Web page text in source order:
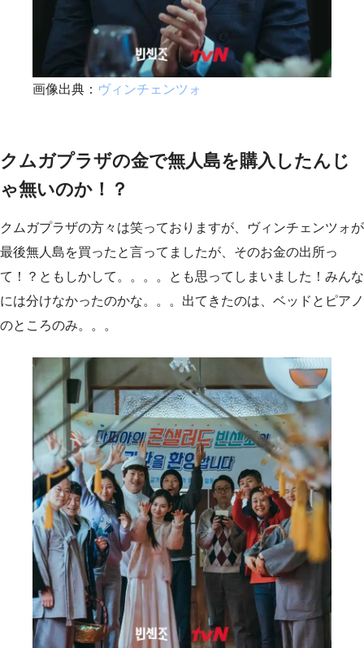
画像出典： ヴィンチェンツォ
クムガプラザの金で無人島を購入したんじ
ゃ無いのか！？
クムガプラザの方々は笑っておりますが、ヴィンチェンツォが
最後無人島を買ったと言ってましたが、そのお金の出所っ
て！？ともしかして。。。。とも思ってしまいました！みんな
には分けなかったのかな。。。出てきたのは、ベッドとピアノ
のところのみ。。。